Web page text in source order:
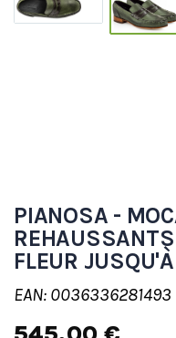
PIANOSA -
FLEUR
EAN: 0036336281493